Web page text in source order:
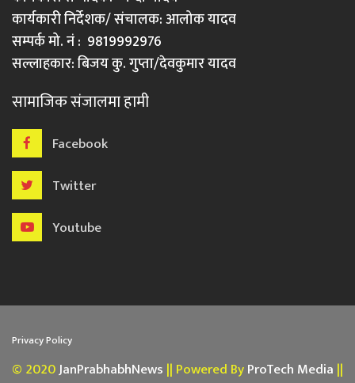
कार्यकारी निर्देशक/ संचालक: आलोक यादव
सम्पर्क मो. नं : 9819992976
सल्लाहकार: बिजय कु. गुप्ता/देवकुमार यादव
सामाजिक संजालमा हामी
Facebook
Twitter
Youtube
Privacy Policy
© 2020JanPrabhabhNews || Powered ByProTech Media ||